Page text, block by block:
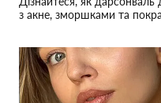
з акне, зморшками та